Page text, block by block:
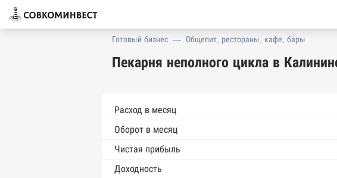
Готовый бизнес — Общепит, рестораны, кафе, бары
Пекарня неполного цикла в
Расход в месяц
Оборот в месяц
Чистая прибыль
Доходность